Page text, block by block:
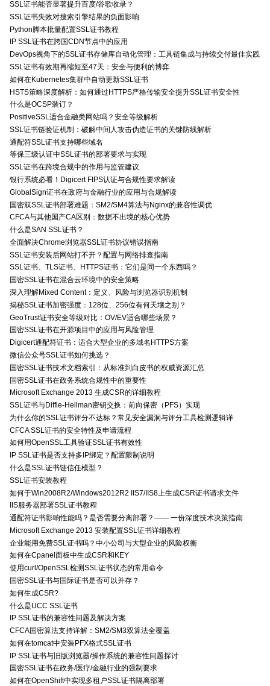
SSL证书能否显著提升百度/谷歌收录？
SSL证书失效对搜索引擎结果的负面影响
Python脚本批量配置SSL证书教程
IP SSL证书在跨国CDN节点中的应用
DevOps视角下的SSL证书存储库自动化管理：工具链集成与持续交付最佳实践
SSL证书有效期再缩短至47天：安全与便利的博弈
如何在Kubernetes集群中自动更新SSL证书
HSTS策略深度解析：如何通过HTTPS严格传输安全提升SSL证书安全性
什么是OCSP装订？
PositiveSSL适合金融类网站吗？安全等级解析
SSL证书链验证机制：破解中间人攻击伪造证书的关键防线解析
通配符SSL证书支持哪些域名
等保三级认证中SSL证书的部署要求与实现
SSL证书在跨境合规中的作用与监管建议
银行系统必看！Digicert FIPS认证与合规性要求解读
GlobalSign证书在政府与金融行业的应用与合规解读
国密双SSL证书部署难题：SM2/SM4算法与Nginx的兼容性调优
CFCA与其他国产CA区别：数据不出境的核心优势
什么是SAN SSL证书？
全面解决Chrome浏览器SSL证书协议错误指南
SSL证书安装后网站打不开？配置与网络排查指南
SSL证书、TLS证书、HTTPS证书：它们是同一个东西吗？
国密SSL证书在混合云环境中的安全策略
深入理解Mixed Content：定义、风险与浏览器识别机制
揭秘SSL证书加密强度：128位、256位有何天壤之别？
GeoTrust证书安全等级对比：OV/EV适合哪些场景？
国密SSL证书在开源项目中的应用与风险管理
Digicert通配符证书：适合大型企业的多域名HTTPS方案
微信公众号SSL证书如何挑选？
国密SSL证书技术文档索引：从标准到白皮书的权威资源汇总
国密SSL证书在政务系统合规性中的重要性
Microsoft Exchange 2013 生成CSR的详细教程
SSL证书与Diffie-Hellman密钥交换：前向保密（PFS）实现
为什么你的SSL证书评分不达标？常见安全漏洞与评分工具检测逻辑详
CFCA SSL证书的安全特性及申请流程
如何用OpenSSL工具验证SSL证书有效性
IP SSL证书是否支持多IP绑定？配置限制说明
什么是SSL证书链信任模型？
SSL证书安装教程
如何于Win2008R2/Windows2012R2 IIS7/IIS8上生成CSR证书请求文件
IIS服务器部署SSL证书教程
通配符证书影响性能吗？是否需要分离部署？—— 一份深度技术决策指南
Microsoft Exchange 2013 安装配置SSL证书详细教程
企业能用免费SSL证书吗？中小公司与大型企业的风险权衡
如何在Cpanel面板中生成CSR和KEY
使用curl/OpenSSL检测SSL证书状态的常用命令
国密SSL证书与国际证书是否可以并存？
如何生成CSR?
什么是UCC SSL证书
IP SSL证书的兼容性问题及解决方案
CFCA国密算法支持详解：SM2/SM3双算法全覆盖
如何在tomcat中安装PFX格式SSL证书
IP SSL证书与旧版浏览器/操作系统的兼容性问题探讨
国密SSL证书在政务/医疗/金融行业的强制要求
如何在OpenShift中实现多租户SSL证书隔离部署